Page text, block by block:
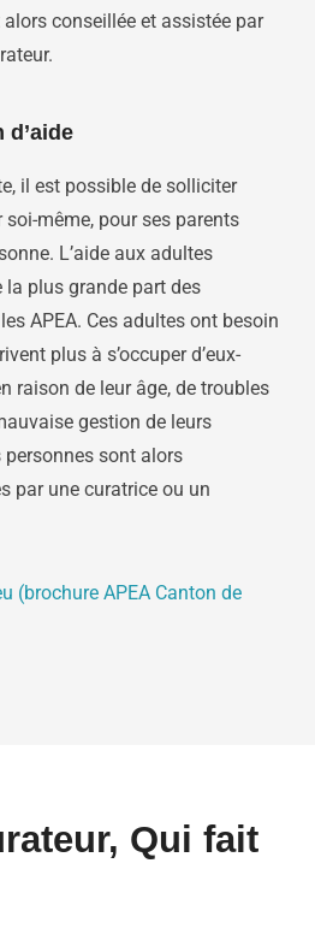
conseillée et assistée par
d’aide
il est possible de solliciter
soi-même, pour ses parents
L’aide aux adultes
la plus grande part des
APEA. Ces adultes ont besoin
plus à s’occuper d’eux-
raison de leur âge, de troubles
gestion de leurs
sont alors
par une curatrice ou un
(brochure APEA Canton de
Qui fait